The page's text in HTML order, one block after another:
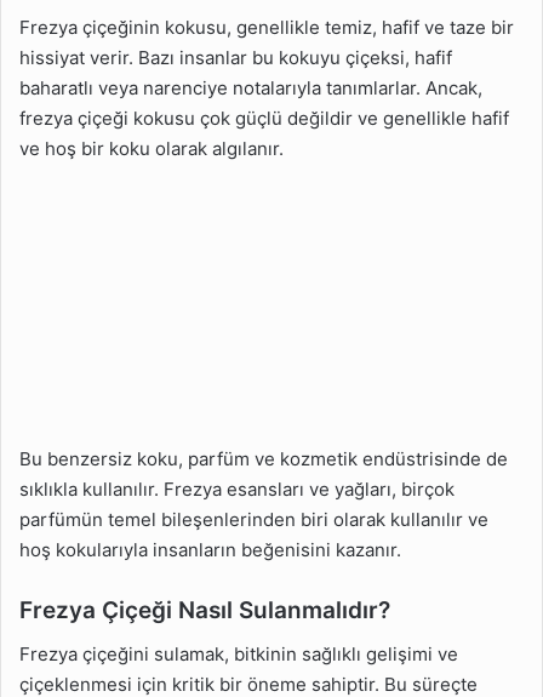
Frezya çiçeğinin kokusu, genellikle temiz, hafif ve taze bir
hissiyat verir. Bazı insanlar bu kokuyu çiçeksi, hafif
baharatlı veya narenciye notalarıyla tanımlarlar. Ancak,
frezya çiçeği kokusu çok güçlü değildir ve genellikle hafif
ve hoş bir koku olarak algılanır.
Bu benzersiz koku, parfüm ve kozmetik endüstrisinde de
sıklıkla kullanılır. Frezya esansları ve yağları, birçok
parfümün temel bileşenlerinden biri olarak kullanılır ve
hoş kokularıyla insanların beğenisini kazanır.
Frezya Çiçeği Nasıl Sulanmalıdır?
Frezya çiçeğini sulamak, bitkinin sağlıklı gelişimi ve
çiçeklenmesi için kritik bir öneme sahiptir. Bu süreçte